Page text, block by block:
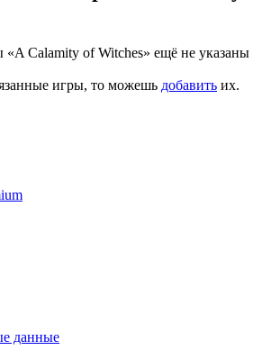
«A Calamity of Witches» ещё не указаны
игры, то можешь добавить их.
данные